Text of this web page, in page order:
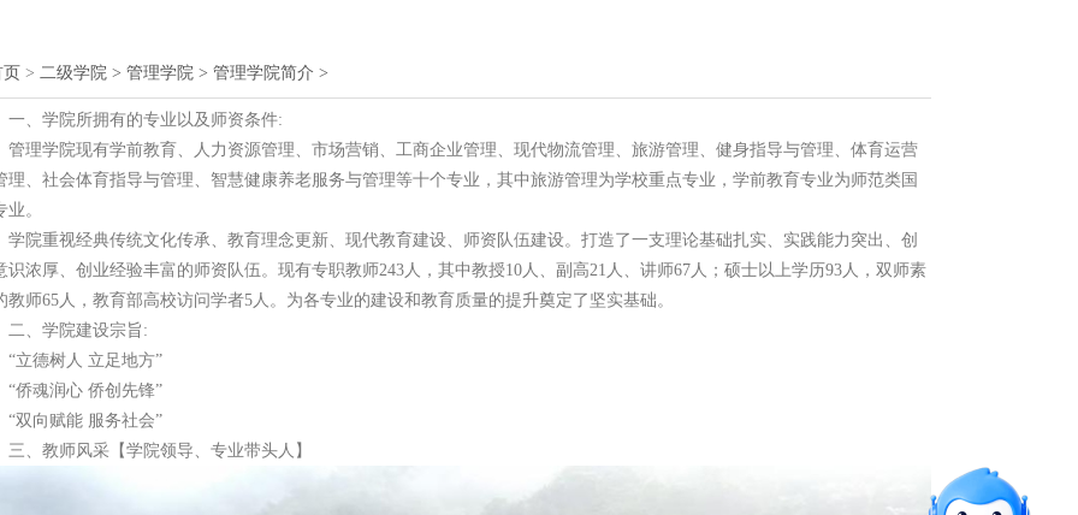
页 > 二级学院 > 管理学院 > 管理学院简介 >
一、学院所拥有的专业以及师资条件:
管理学院现有学前教育、人力资源管理、市场营销、工商企业管理、现代物流管理、旅游管理、健身指导与管理、体育运营
理、社会体育指导与管理、智慧健康养老服务与管理等十个专业，其中旅游管理为学校重点专业，学前教育专业为师范类国
业。
学院重视经典传统文化传承、教育理念更新、现代教育建设、师资队伍建设。打造了一支理论基础扎实、实践能力突出、创
识浓厚、创业经验丰富的师资队伍。现有专职教师243人，其中教授10人、副高21人、讲师67人；硕士以上学历93人，双师素
教师65人，教育部高校访问学者5人。为各专业的建设和教育质量的提升奠定了坚实基础。
二、学院建设宗旨:
“立德树人 立足地方”
“侨魂润心 侨创先锋”
“双向赋能 服务社会”
三、教师风采【学院领导、专业带头人】